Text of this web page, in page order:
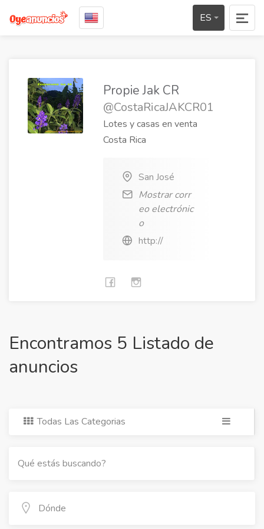
ES
Propie Jak CR
@CostaRicaJAKCR01
Lotes y casas en venta
Costa Rica
San José
Mostrar corr
eo electrónic
o
http://
Encontramos 5 Listado de
anuncios
Todas Las Categorias